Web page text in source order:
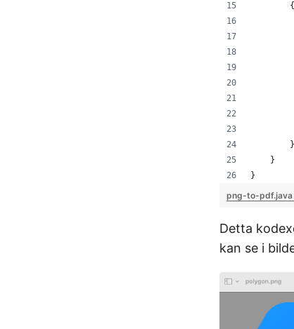
        {
        }
    }
}
png-to-pdf.java
Detta
kan se i